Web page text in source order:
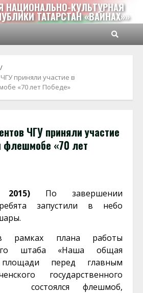
НАЦИОНАЛЬНО-КУЛЬТУРНАЯ
ТАТАРСТАН «ВАЙНАХ»»
приняли участие в
«70 лет Победе»
ЧГУ приняли участие
флешмобе «70 лет
По завершении
запустили в небо
рамках плана работы
штаба «Наша общая
перед главным
государственного
состоялся флешмоб,